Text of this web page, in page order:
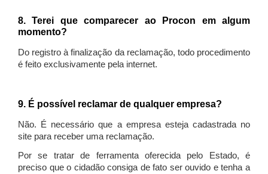
8. Terei que comparecer ao Procon em algum
momento?
Do registro à finalização da reclamação, todo procedimento
é feito exclusivamente pela internet.
9. É possível reclamar de qualquer empresa?
Não. É necessário que a empresa esteja cadastrada no
site para receber uma reclamação.
Por se tratar de ferramenta oferecida pelo Estado, é
preciso que o cidadão consiga de fato ser ouvido e tenha a